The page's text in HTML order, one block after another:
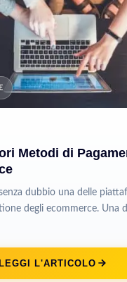
Metodi di
dubbio una delle
degli ecommerce. Una
LEGGI L'ARTICOLO